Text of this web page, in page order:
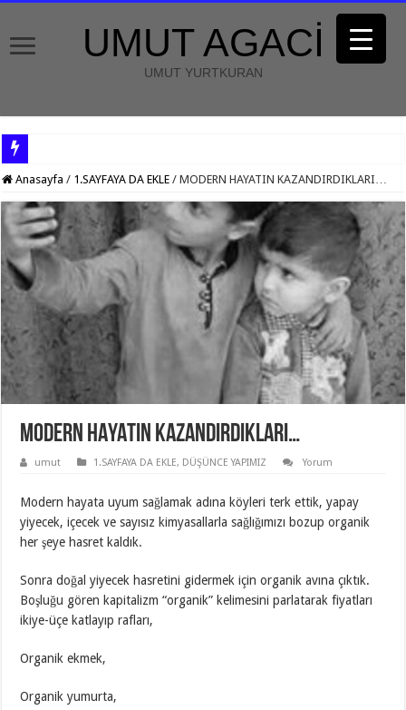
UMUT AGACİ
UMUT YURTKURAN
Anasayfa / 1.SAYFAYA DA EKLE / MODERN HAYATIN KAZANDIRDIKLARI…
MODERN HAYATIN KAZANDIRDIKLARI…
umut 1.SAYFAYA DA EKLE, DÜŞÜNCE YAPIMIZ Yorum
Modern hayata uyum sağlamak adına köyleri terk ettik, yapay
yiyecek, içecek ve sayısız kimyasallarla sağlığımızı bozup organik
her şeye hasret kaldık.
Sonra doğal yiyecek hasretini gidermek için organik avına çıktık.
Boşluğu gören kapitalizm “organik” kelimesini parlatarak fiyatları
ikiye-üçe katlayıp rafları,
Organik ekmek,
Organik yumurta,